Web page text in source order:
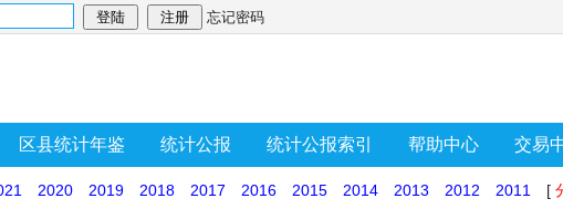
忘记密码
区县统计年鉴 统计公报 统计公报索引 帮助中心 交易
2020 2019 2018 2017 2016 2015 2014 2013 2012 2011 [